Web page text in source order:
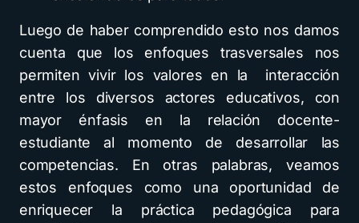
Luego de haber comprendido esto nos damos
cuenta que los enfoques trasversales nos
permiten vivir los valores en la interacción
entre los diversos actores educativos, con
mayor énfasis en la relación docente-
estudiante al momento de desarrollar las
competencias. En otras palabras, veamos
estos enfoques como una oportunidad de
enriquecer la práctica pedagógica para